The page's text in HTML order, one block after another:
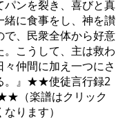
パンを裂き、喜びと真
緒に食事をし、神を讃
で、民衆全体から好意
。こうして、主は救わ
々仲間に加え一つにさ
。』★★使徒言行録2
（楽譜はクリック
ります）